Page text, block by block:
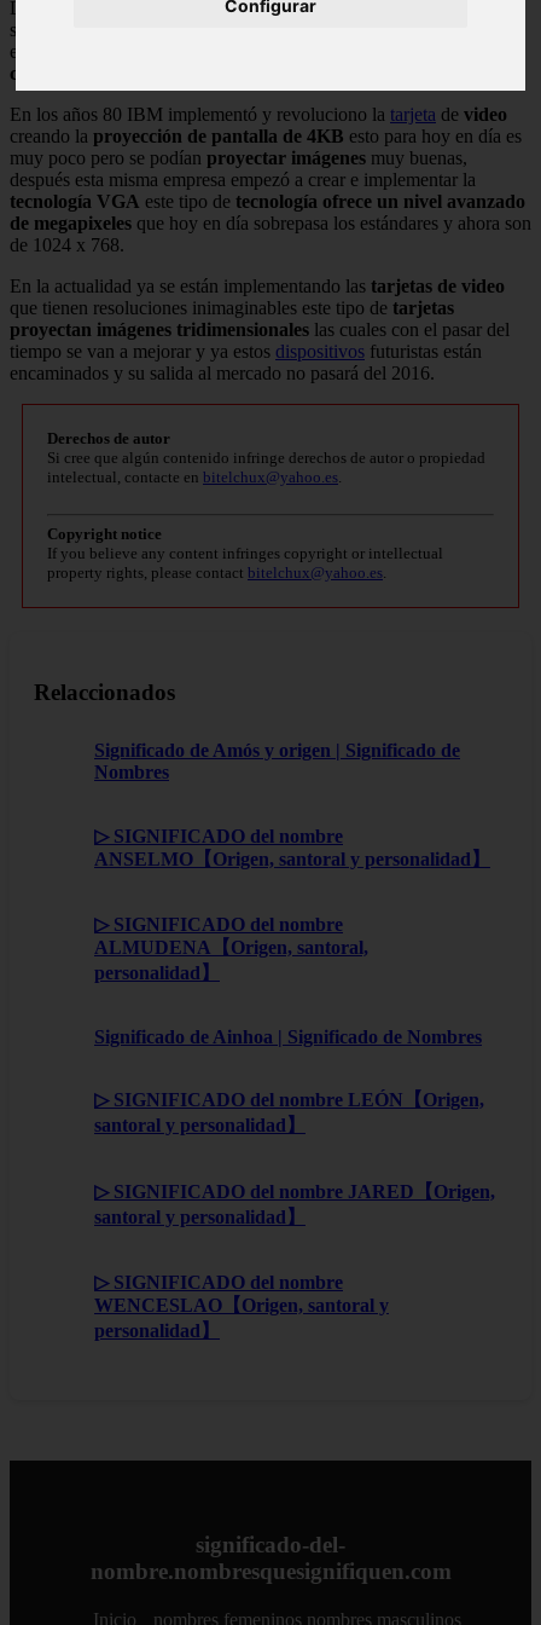
Configurar
Las
no solo funcionan en computadoras también
son parte fundamental de las consolas de
entre sus
canales en un televisor
En los años 80 IBM implementó y revoluciono la tarjeta de video
creando la proyección de pantalla de 4KB esto para hoy en día es
muy poco pero se podían proyectar imágenes muy buenas,
después esta misma empresa empezó a crear e implementar la
tecnología VGA este tipo de tecnología ofrece un nivel avanzado
de megapixeles que hoy en día sobrepasa los estándares y ahora son
de 1024 x 768.
En la actualidad ya se están implementando las tarjetas de video
que tienen resoluciones inimaginables este tipo de tarjetas
proyectan imágenes tridimensionales las cuales con el pasar del
tiempo se van a mejorar y ya estos dispositivos futuristas están
encaminados y su salida al mercado no pasará del 2016.
Derechos de autor
Si cree que algún contenido infringe derechos de autor o propiedad
intelectual, contacte en bitelchux@yahoo.es
Copyright notice
If you believe any content infringes copyright or intellectual
property rights, please contact bitelchux@yahoo.es
Relaccionados
Significado de Amós y origen | Significado de
Nombres
▷ SIGNIFICADO del nombre
ANSELMO【Origen, santoral y personalidad】
▷ SIGNIFICADO del nombre
ALMUDENA【Origen, santoral,
personalidad】
Significado de Ainhoa | Significado de Nombres
▷ SIGNIFICADO del nombre LEÓN【Origen,
santoral y personalidad】
▷ SIGNIFICADO del nombre JARED【Origen,
santoral y personalidad】
▷ SIGNIFICADO del nombre
WENCESLAO【Origen, santoral y
personalidad】
significado-del-
nombre.nombresquesignifiquen.com
Inicio nombres femeninos nombres masculinos